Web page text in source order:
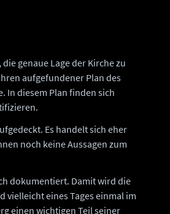
genaue Lage der Kirche zu
aufgefundener Plan des
In diesem Plan finden sich
Es handelt sich eher
noch keine Aussagen zum
dokumentiert. Damit wird die
vielleicht eines Tages einmal im
einen wichtigen Teil seiner